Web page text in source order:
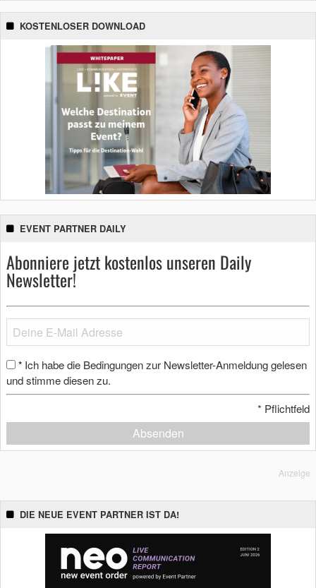
KOSTENLOSER DOWNLOAD
EVENT PARTNER DAILY
Abonniere jetzt kostenlos unseren Daily
Newsletter!
* Ich habe die Bedingungen zur Newsletter-Anmeldung gelesen
und stimme diesen zu.
* Pflichtfeld
Absenden
Anzeige
DIE NEUE EVENT PARTNER IST DA!